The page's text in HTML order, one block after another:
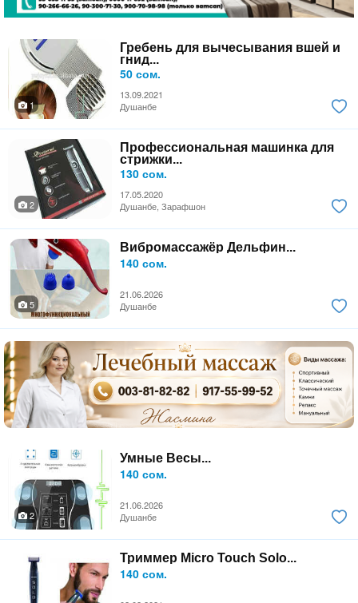
Гребень для вычесывания вшей и
гнид...
50 сом.
13.09.2021
1
Душанбе
Профессиональная машинка для
стрижки...
130 сом.
17.05.2020
2
Душанбе, Зарафшон
Вибромассажёр Дельфин...
140 сом.
21.06.2026
5
Душанбе
Умные Весы...
140 сом.
21.06.2026
2
Душанбе
Триммер Micro Touch Solo...
140 сом.